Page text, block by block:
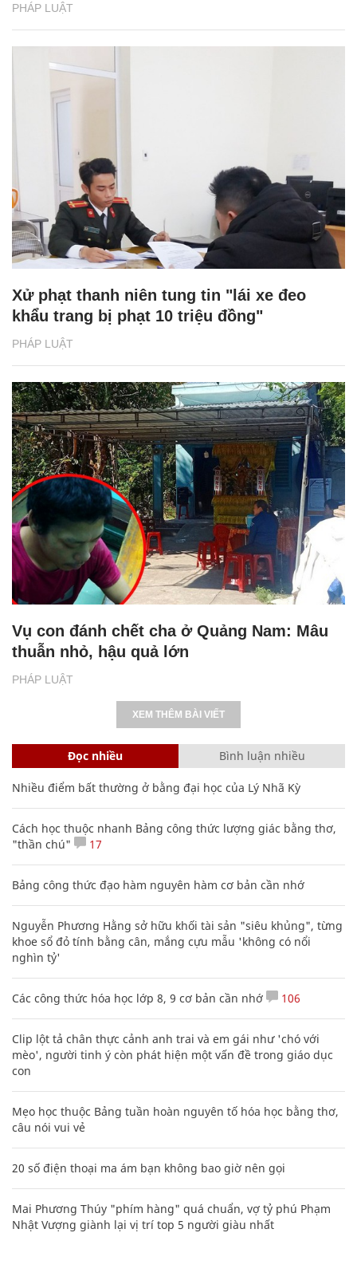
PHÁP LUẬT
PHÁP LUẬT
Xử phạt thanh niên tung tin "lái xe đeo
khẩu trang bị phạt 10 triệu đồng"
PHÁP LUẬT
Vụ con đánh chết cha ở Quảng Nam: Mâu
thuẫn nhỏ, hậu quả lớn
XEM THÊM BÀI VIẾT
Đọc nhiều Bình luận nhiều
Nhiều điểm bất thường ở bằng đại học của Lý Nhã Kỳ
Cách học thuộc nhanh Bảng công thức lượng giác bằng thơ,
"thần chú"
17
Bảng công thức đạo hàm nguyên hàm cơ bản cần nhớ
Nguyễn Phương Hằng sở hữu khối tài sản "siêu khủng", từng
khoe sổ đỏ tính bằng cân, mắng cựu mẫu 'không có nổi
nghìn tỷ'
Các công thức hóa học lớp 8, 9 cơ bản cần nhớ 106
Clip lột tả chân thực cảnh anh trai và em gái như 'chó với
mèo', người tinh ý còn phát hiện một vấn đề trong giáo dục
con
Mẹo học thuộc Bảng tuần hoàn nguyên tố hóa học bằng thơ,
câu nói vui vẻ
20 số điện thoại ma ám bạn không bao giờ nên gọi
Mai Phương Thúy "phím hàng" quá chuẩn, vợ tỷ phú Phạm
Nhật Vượng giành lại vị trí top 5 người giàu nhất